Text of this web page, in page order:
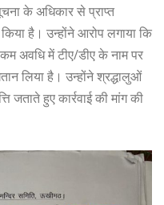
के अधिकार से प्राप्त
है। उन्होंने आरोप लगाया कि
अवधि में टीए/डीए के नाम पर
लिया है। उन्होंने श्रद्धालुओं
हुए कार्रवाई की मांग की